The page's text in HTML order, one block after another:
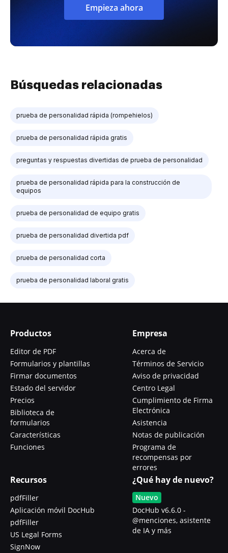
Empieza ahora
Búsquedas relacionadas
prueba de personalidad rápida (rompehielos)
prueba de personalidad rápida gratis
preguntas y respuestas divertidas de prueba de personalidad
prueba de personalidad rápida para la construcción de
equipos
prueba de personalidad de equipo gratis
prueba de personalidad divertida pdf
prueba de personalidad corta
prueba de personalidad laboral gratis
Productos
Editor de PDF
Formularios y plantillas
Firmar documentos
Estado del servidor
Precios
Biblioteca de
formularios
Características
Funciones
Empresa
Acerca de
Términos de Servicio
Aviso de privacidad
Centro Legal
Cumplimiento de Firma
Electrónica
Asistencia
Notas de publicación
Programa de
recompensas por
errores
Recursos
pdfFiller
Aplicación móvil DocHub
pdfFiller
US Legal Forms
SignNow
¿Qué hay de nuevo?
Nuevo
DocHub v6.6.0 -
@menciones, asistente
de IA y más